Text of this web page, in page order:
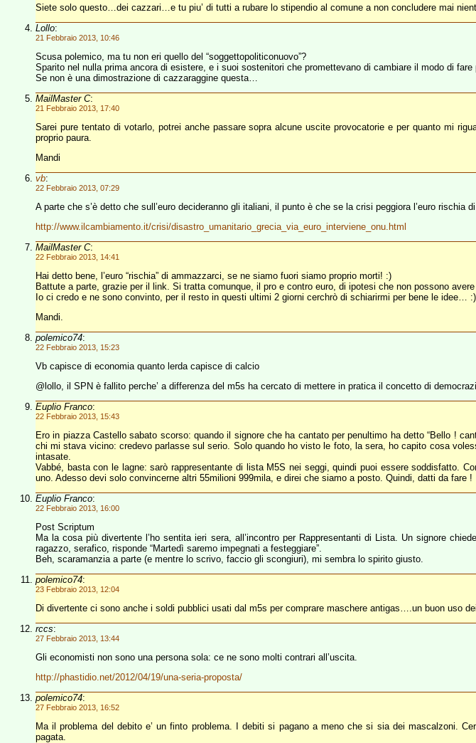
Siete solo questo…dei cazzari…e tu piu’ di tutti a rubare lo stipendio al comune a non concludere mai
Lollo:
21 Febbraio 2013, 10:46
Scusa polemico, ma tu non eri quello del “soggettopoliticonuovo”?
Sparito nel nulla prima ancora di esistere, e i suoi sostenitori che promettevano di cambiare il modo di
Se non è una dimostrazione di cazzaraggine questa…
MailMaster C:
21 Febbraio 2013, 17:40
Sarei pure tentato di votarlo, potrei anche passare sopra alcune uscite provocatorie e per quanto mi
proprio paura.
Mandi
vb:
22 Febbraio 2013, 07:29
A parte che s’è detto che sull’euro decideranno gli italiani, il punto è che se la crisi peggiora l’euro
http://www.ilcambiamento.it/crisi/disastro_umanitario_grecia_via_euro_interviene_onu.html
MailMaster C:
22 Febbraio 2013, 14:41
Hai detto bene, l’euro “rischia” di ammazzarci, se ne siamo fuori siamo proprio morti! :)
Battute a parte, grazie per il link. Si tratta comunque, il pro e contro euro, di ipotesi che non possono
Io ci credo e ne sono convinto, per il resto in questi ultimi 2 giorni cerchrò di schiarirmi per bene le idee… :)
Mandi.
polemico74:
22 Febbraio 2013, 15:23
Vb capisce di economia quanto lerda capisce di calcio
@lollo, il SPN è fallito perche’ a differenza del m5s ha cercato di mettere in pratica il concetto di
Euplio Franco:
22 Febbraio 2013, 15:43
Ero in piazza Castello sabato scorso: quando il signore che ha cantato per penultimo ha detto “Bello !
chi mi stava vicino: credevo parlasse sul serio. Solo quando ho visto le foto, la sera, ho capito cosa
intasate.
Vabbé, basta con le lagne: sarò rappresentante di lista M5S nei seggi, quindi puoi essere soddisfatto.
uno. Adesso devi solo convincerne altri 55milioni 999mila, e direi che siamo a posto. Quindi, datti da fare !
Euplio Franco:
22 Febbraio 2013, 16:00
Post Scriptum
Ma la cosa più divertente l’ho sentita ieri sera, all’incontro per Rappresentanti di Lista. Un signore
ragazzo, serafico, risponde “Martedì saremo impegnati a festeggiare”.
Beh, scaramanzia a parte (e mentre lo scrivo, faccio gli scongiuri), mi sembra lo spirito giusto.
polemico74:
23 Febbraio 2013, 12:04
Di divertente ci sono anche i soldi pubblici usati dal m5s per comprare maschere antigas….un buon uso
rccs:
27 Febbraio 2013, 13:44
Gli economisti non sono una persona sola: ce ne sono molti contrari all’uscita.
http://phastidio.net/2012/04/19/una-seria-proposta/
polemico74:
27 Febbraio 2013, 16:52
Ma il problema del debito e’ un finto problema. I debiti si pagano a meno che si sia dei mascalzoni.
pagata.